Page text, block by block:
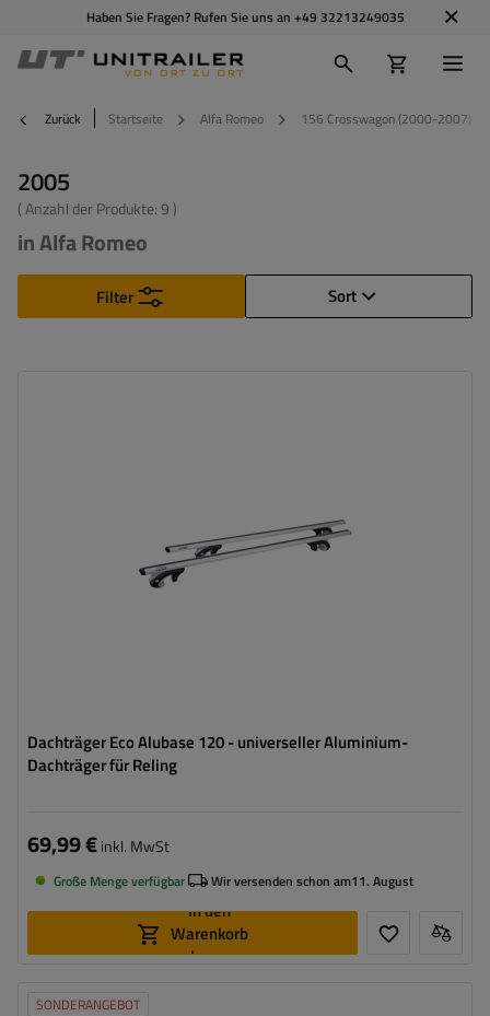
Haben Sie Fragen? Rufen Sie uns an +49 32213249035
Zurück Startseite Alfa Romeo 156 Crosswagon (2000-2007)
2005
( Anzahl der Produkte:9 )
in Alfa Romeo
Sort
Filter
Dachträger Eco Alubase 120 - universeller Aluminium-
Dachträger für Reling
69,99 €inkl. MwSt
Große Menge verfügbar Wir versenden schon am11. August
In den
Warenkorb
legen
SONDERANGEBOT